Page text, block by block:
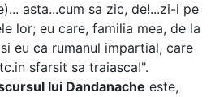
asta...cum sa zic, de!...zi-i pe
lor; eu care, familia mea, de la
eu ca rumanul impartial, care
sfarsit sa traiasca!".
lui Dandanache este,